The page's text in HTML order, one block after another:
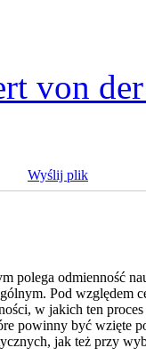
von
Wyślij plik
polega odmienność
Pod względem
w jakich ten
powinny być wzięte
jak też przy